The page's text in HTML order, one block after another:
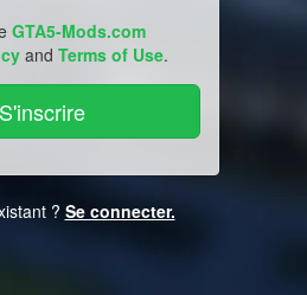
GTA5-Mods.com
and Terms of Use.
? Se connecter.